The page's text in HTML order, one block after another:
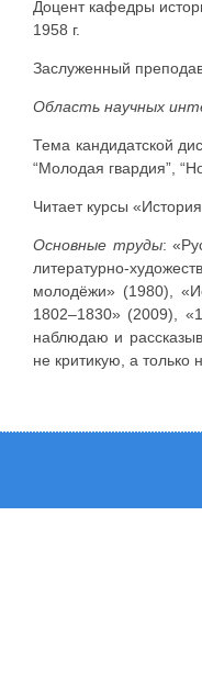
Доцент кафедры
1958 г.
Заслуженный
Область научных
Тема кандидатской
“Молодая гвардия”,
Читает курсы
Основные труды:
литературно-
молодёжи» (1980),
1802–1830» (2009),
наблюдаю и
не критикую, а